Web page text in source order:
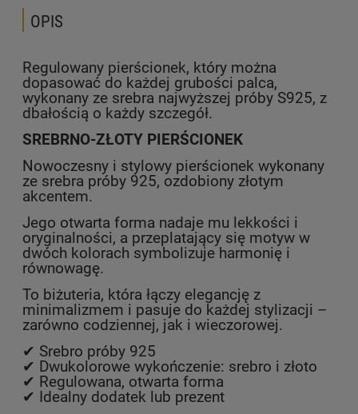
OPIS
Regulowany pierścionek, który można
dopasować do każdej grubości palca,
wykonany ze srebra najwyższej próby S925, z
dbałością o każdy szczegół.
SREBRNO-ZŁOTY PIERŚCIONEK
Nowoczesny i stylowy pierścionek wykonany
ze srebra próby 925, ozdobiony złotym
akcentem.
Jego otwarta forma nadaje mu lekkości i
oryginalności, a przeplatający się motyw w
dwóch kolorach symbolizuje harmonię i
równowagę.
To biżuteria, która łączy elegancję z
minimalizmem i pasuje do każdej stylizacji –
zarówno codziennej, jak i wieczorowej.
✔ Srebro próby 925
✔ Dwukolorowe wykończenie: srebro i złoto
✔ Regulowana, otwarta forma
✔ Idealny dodatek lub prezent